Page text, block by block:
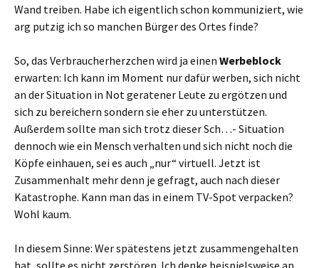
Wand treiben. Habe ich eigentlich schon kommuniziert, wie
arg putzig ich so manchen Bürger des Ortes finde?
So, das Verbraucherherzchen wird ja einen Werbeblock
erwarten: Ich kann im Moment nur dafür werben, sich nicht
an der Situation in Not geratener Leute zu ergötzen und
sich zu bereichern sondern sie eher zu unterstützen.
Außerdem sollte man sich trotz dieser Sch…- Situation
dennoch wie ein Mensch verhalten und sich nicht noch die
Köpfe einhauen, sei es auch „nur“ virtuell. Jetzt ist
Zusammenhalt mehr denn je gefragt, auch nach dieser
Katastrophe. Kann man das in einem TV-Spot verpacken?
Wohl kaum.
In diesem Sinne: Wer spätestens jetzt zusammengehalten
hat, sollte es nicht zerstören. Ich denke beispielsweise an